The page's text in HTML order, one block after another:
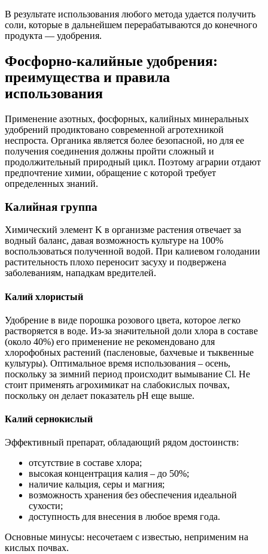
В результате использования любого метода удается получить
соли, которые в дальнейшем перерабатываются до конечного
продукта — удобрения.
Фосфорно-калийные удобрения:
преимущества и правила
использования
Применение азотных, фосфорных, калийных минеральных
удобрений продиктовано современной агротехникой
неспроста. Органика является более безопасной, но для ее
получения соединения должны пройти сложный и
продолжительный природный цикл. Поэтому аграрии отдают
предпочтение химии, обращение с которой требует
определенных знаний.
Калийная группа
Химический элемент K в организме растения отвечает за
водный баланс, давая возможность культуре на 100%
воспользоваться полученной водой. При калиевом голодании
растительность плохо переносит засуху и подвержена
заболеваниям, нападкам вредителей.
Калий хлористый
Удобрение в виде порошка розового цвета, которое легко
растворяется в воде. Из-за значительной доли хлора в составе
(около 40%) его применение не рекомендовано для
хлорофобных растений (пасленовые, бахчевые и тыквенные
культуры). Оптимальное время использования – осень,
поскольку за зимний период происходит вымывание Cl. Не
стоит применять агрохимикат на слабокислых почвах,
поскольку он делает показатель pH еще выше.
Калий сернокислый
Эффективный препарат, обладающий рядом достоинств:
отсутствие в составе хлора;
высокая концентрация калия – до 50%;
наличие кальция, серы и магния;
возможность хранения без обеспечения идеальной
сухости;
доступность для внесения в любое время года.
Основные минусы: несочетаем с известью, неприменим на
кислых почвах.